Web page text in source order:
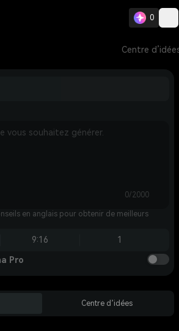
0
Centre
0/2000
en anglais pour obtenir de meilleurs
9:16 1
Pro
Centre d’idées